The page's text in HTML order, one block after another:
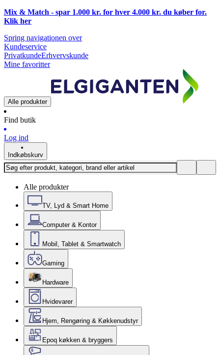
Mix & Match - spar 1.000 kr. for hver 4.000 kr. du køber for.
Klik her
Spring navigationen over
Kundeservice
PrivatkundeErhvervskunde
Mine favoritter
Alle produkter
Find butik
Log ind
Indkøbskurv
Alle produkter
TV, Lyd & Smart Home
Computer & Kontor
Mobil, Tablet & Smartwatch
Gaming
Hardware
Hvidevarer
Hjem, Rengøring & Køkkenudstyr
Epoq køkken & bryggers